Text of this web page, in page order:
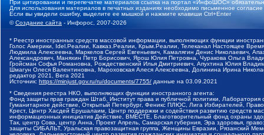
При цитировании и перепечатке материалов ссылка на портал «ИнфоШОС»
Для использования материалов в печатных изданиях необходимо письменное
Если вы увидели ошибку, выделите ее мышкой и нажмите клавиши Ctrl+Enter
©Создание сайта - Инфорос, 2007-2026
* Реестр иностранных средств массовой информации, выполняющих функции
Голос Америки, Idel.Реалии, Кавказ.Реалии, Крым.Реалии, Телеканал Настоящее
Людмила Алексеевна, Маркелов Сергей Евгеньевич, Камалягин Денис Николаевич,
Александрович, Маняхин Петр Борисович, Ярош Юлия Петровна, Чуракова Ольга
Гройсман Софья Романовна, Рождественский Илья Дмитриевич, Апухтина Юлия
Шмагун Олеся Валентиновна, Мароховская Алеся Алексеевна, Долинина Ирина
редактор 2021, Вега 2021
Источник: https://minjust.gov.ru/ru/documents/7755/ данные на 03.09.2021
* Сведения реестра НКО, выполняющих функции иностранного агента:
Фонд защиты прав граждан Штаб, Институт права и публичной политики,
Гуманитарное действие, Открытый Петербург, Феникс ПЛЮС, Лига Избирателей,
Крест, Центр Хасдей Ерушалаим, Центр поддержки и содействия развитию средств
информационных инициатив Действие, ВМЕСТЕ, Благотворительный фонд охраны
Так, центр Сова, центр Анна, Проект Апрель, Самарская губерния, Эра здоровья,
защиты СИБАЛЬТ, Уральская правозащитная группа, Женщины Евразии, Рязанский